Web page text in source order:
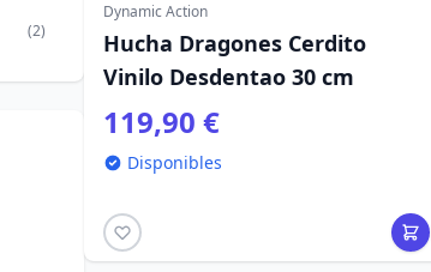
(2)
Dynamic Action
Hucha Dragones Cerdito
Vinilo Desdentao 30 cm
119,90 €
Disponibles